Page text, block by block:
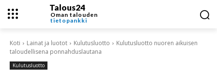
Talous24
Oman talouden
tietopankki
Koti Lainat ja luotot Kulutusluotto
Kulutusluotto nuoren aikuisen
taloudellisena ponnahduslautana
Kulutusluotto